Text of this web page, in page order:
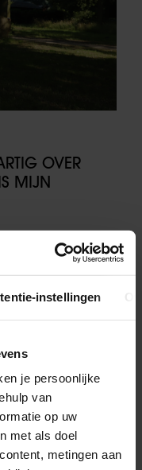
instellingen
je persoonlijke
van
op uw
met als doel
metingen aan
OVER
MIJN
Vriendin